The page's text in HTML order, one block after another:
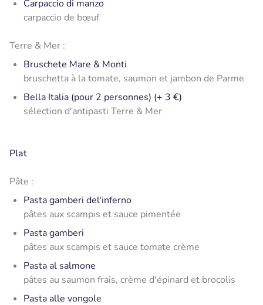
Carpaccio di manzo
carpaccio de bœuf
Terre & Mer :
Bruschete Mare & Monti
bruschetta à la tomate, saumon et jambon de Parme
Bella Italia (pour 2 personnes) (+ 3 €)
sélection d'antipasti Terre & Mer
Plat
Pâte :
Pasta gamberi del'inferno
pâtes aux scampis et sauce pimentée
Pasta gamberi
pâtes aux scampis et sauce tomate crème
Pasta al salmone
pâtes au saumon frais, crème d'épinard et brocolis
Pasta alle vongole